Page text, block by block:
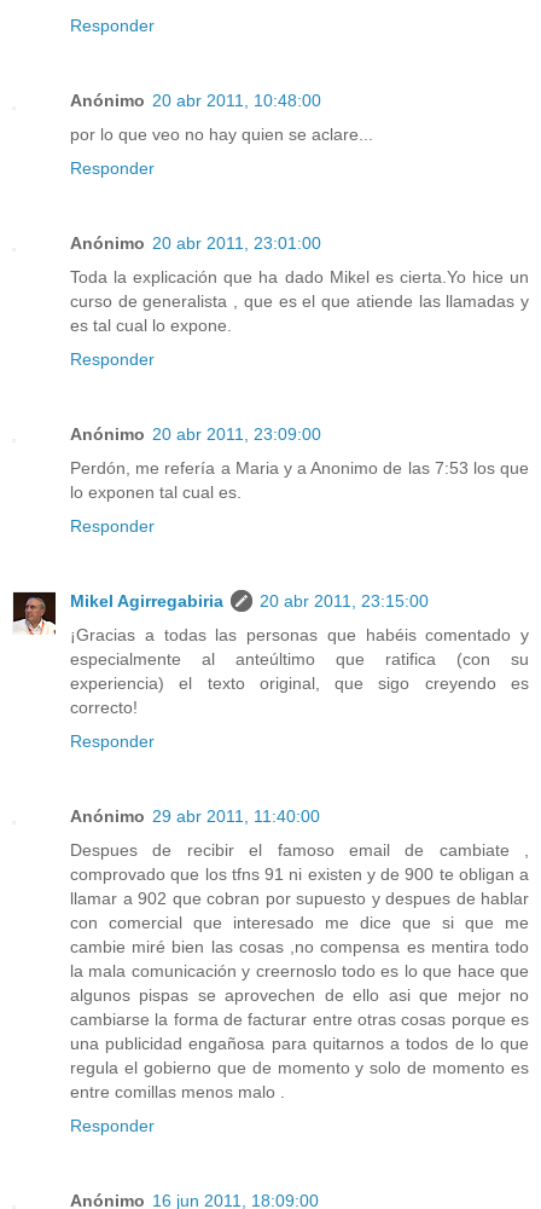
Responder
Anónimo 20 abr 2011, 10:48:00
por lo que veo no hay quien se aclare...
Responder
Anónimo 20 abr 2011, 23:01:00
Toda la explicación que ha dado Mikel es cierta.Yo hice un
curso de generalista , que es el que atiende las llamadas y
es tal cual lo expone.
Responder
Anónimo 20 abr 2011, 23:09:00
Perdón, me refería a Maria y a Anonimo de las 7:53 los que
lo exponen tal cual es.
Responder
Mikel Agirregabiria
20 abr 2011, 23:15:00
¡Gracias a todas las personas que habéis comentado y
especialmente al anteúltimo que ratifica (con su
experiencia) el texto original, que sigo creyendo es
correcto!
Responder
Anónimo 29 abr 2011, 11:40:00
Despues de recibir el famoso email de cambiate ,
comprovado que los tfns 91 ni existen y de 900 te obligan a
llamar a 902 que cobran por supuesto y despues de hablar
con comercial que interesado me dice que si que me
cambie miré bien las cosas ,no compensa es mentira todo
la mala comunicación y creernoslo todo es lo que hace que
algunos pispas se aprovechen de ello asi que mejor no
cambiarse la forma de facturar entre otras cosas porque es
una publicidad engañosa para quitarnos a todos de lo que
regula el gobierno que de momento y solo de momento es
entre comillas menos malo .
Responder
Anónimo 16 jun 2011, 18:09:00